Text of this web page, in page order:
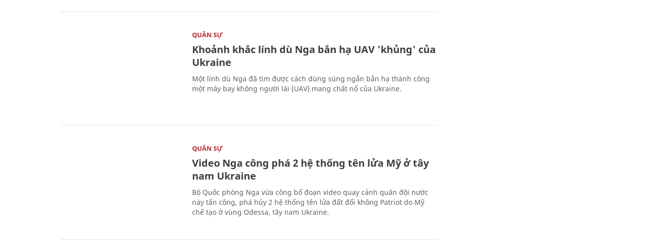
QUÂN SỰ
Khoảnh khắc lính dù Nga bắn hạ UAV 'khủng' của
Ukraine
Một lính dù Nga đã tìm được cách dùng súng ngắn bắn hạ thành công
một máy bay không người lái (UAV) mang chất nổ của Ukraine.
QUÂN SỰ
Video Nga công phá 2 hệ thống tên lửa Mỹ ở tây
nam Ukraine
Bộ Quốc phòng Nga vừa công bố đoạn video quay cảnh quân đội nước
này tấn công, phá hủy 2 hệ thống tên lửa đất đối không Patriot do Mỹ
chế tạo ở vùng Odessa, tây nam Ukraine.